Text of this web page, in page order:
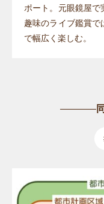
ポート。元眼鏡屋で
趣味のライブ鑑賞で
で幅広く楽しむ。